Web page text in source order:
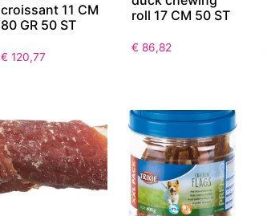
croissant 11 CM
80 GR 50 ST
€ 120,77
roll 17 CM 50 ST
€ 86,82